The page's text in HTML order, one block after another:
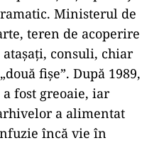
Ministerul de
teren de acoperire
consuli, chiar
fișe”. După 1989,
fost greoaie, iar
a alimentat
încă vie în